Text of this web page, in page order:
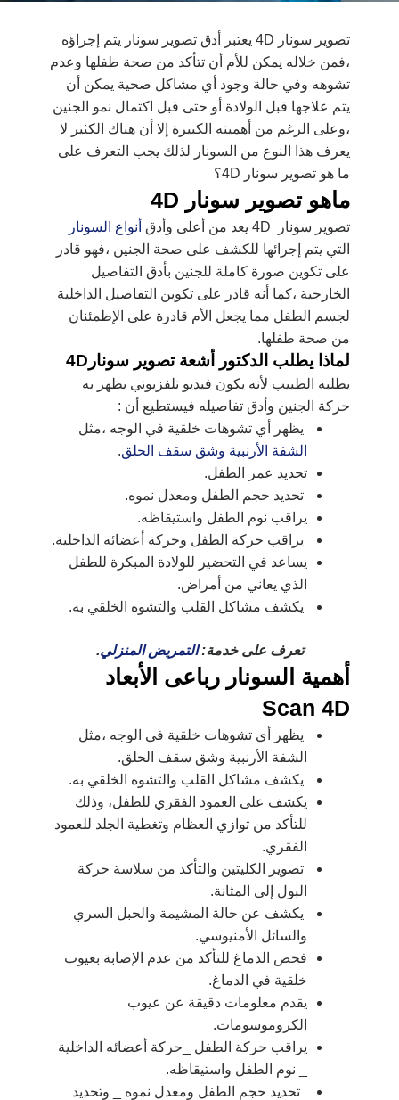
تصوير سونار 4D يعتبر أدق تصوير سونار يتم إجراؤه
،فمن خلاله يمكن للأم أن تتأكد من صحة طفلها وعدم
تشوهه وفي حالة وجود أي مشاكل صحية يمكن أن
يتم علاجها قبل الولادة أو حتى قبل اكتمال نمو الجنين
،وعلى الرغم من أهميته الكبيرة إلا أن هناك الكثير لا
يعرف هذا النوع من السونار لذلك يجب التعرف على
ما هو تصوير سونار 4D؟
ماهو تصوير سونار 4D
تصوير سونار 4D يعد من أعلى وأدق
أنواع السونار
التي يتم إجرائها للكشف على صحة الجنين ،فهو قادر
على تكوين صورة كاملة للجنين بأدق التفاصيل
الخارجية ،كما أنه قادر على تكوين التفاصيل الداخلية
لجسم الطفل مما يجعل الأم قادرة على الإطمئنان
من صحة طفلها.
لماذا يطلب الدكتور أشعة تصوير سونار4D
يطلبه الطبيب لأنه يكون فيديو تلفزيوني يظهر به
حركة الجنين وأدق تفاصيله فيستطيع أن :
يظهر أي تشوهات خلقية في الوجه ،مثل
الشفة الأرنبية وشق سقف الحلق.
تحديد عمر الطفل.
تحديد حجم الطفل ومعدل نموه.
يراقب نوم الطفل واستيقاظه.
يراقب حركة الطفل وحركة أعضائه الداخلية.
يساعد في التحضير للولادة المبكرة للطفل
الذي يعاني من أمراض.
يكشف مشاكل القلب والتشوه الخلقي به.
تعرف على خدمة:التمريض المنزلي.
أهمية السونار رباعى الأبعاد
Scan 4D
يظهر أي تشوهات خلقية في الوجه ،مثل
الشفة الأرنبية وشق سقف الحلق.
يكشف مشاكل القلب والتشوه الخلقي به.
يكشف على العمود الفقري للطفل، وذلك
للتأكد من توازي العظام وتغطية الجلد للعمود
الفقري.
تصوير الكليتين والتأكد من سلاسة حركة
البول إلى المثانة.
يكشف عن حالة المشيمة والحبل السري
والسائل الأمنيوسي.
فحص الدماغ للتأكد من عدم الإصابة بعيوب
خلقية في الدماغ.
يقدم معلومات دقيقة عن عيوب
الكروموسومات.
يراقب حركة الطفل _حركة أعضائه الداخلية
نوم الطفل واستيقاظه.
تحديد حجم الطفل ومعدل نموه _
وتحديد